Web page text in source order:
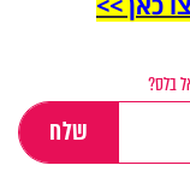
בלס?